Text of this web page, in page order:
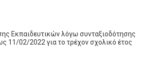
Εκπαιδευτικών λόγω συνταξιοδότησης
11/02/2022 για το τρέχον σχολικό έτος